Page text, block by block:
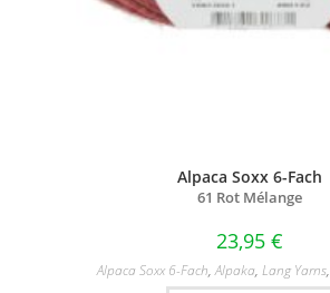
Alpaca Soxx 6-Fach
61 Rot Mélange
23,95 €
Alpaca Soxx 6-Fach,Alpaka, Lang Yarns,